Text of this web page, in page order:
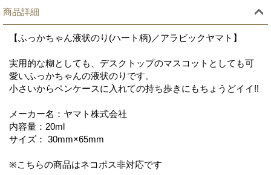
商品詳細
【ふっかちゃん液状のり(ハート柄)／アラビックヤマト】
実用的な糊としても、デスクトップのマスコットとしても可
愛いふっかちゃんの液状のりです。
小さいからペンケースに入れての持ち歩きにもちょうどイイ!!
メーカー名：ヤマト株式会社
内容量：20ml
サイズ： 30mm×65mm
※こちらの商品はネコポス非対応です